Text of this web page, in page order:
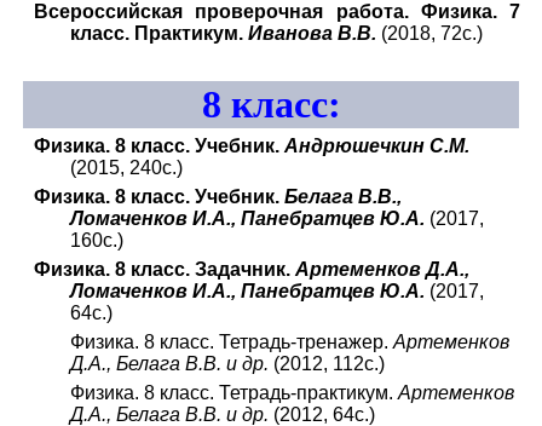
Всероссийская проверочная работа. Физика. 7
класс. Практикум. Иванова В.В. (2018, 72с.)
8 класс:
Физика. 8 класс. Учебник. Андрюшечкин С.М.
(2015, 240с.)
Физика. 8 класс. Учебник. Белага В.В.,
Ломаченков И.А., Панебратцев Ю.А. (2017,
160с.)
Физика. 8 класс. Задачник. Артеменков Д.А.,
Ломаченков И.А., Панебратцев Ю.А. (2017,
64с.)
Физика. 8 класс. Тетрадь-тренажер. Артеменков
Д.А., Белага В.В. и др. (2012, 112с.)
Физика. 8 класс. Тетрадь-практикум. Артеменков
Д.А., Белага В.В. и др. (2012, 64с.)